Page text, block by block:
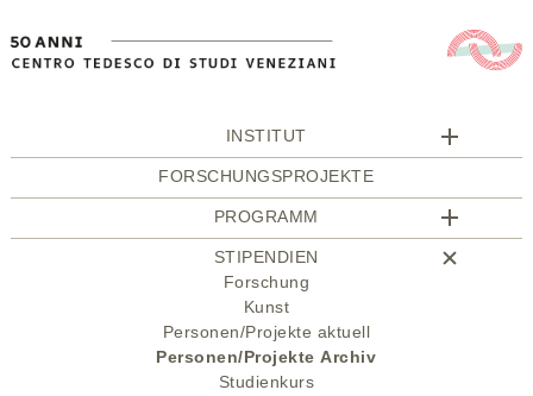
INSTITUT
FORSCHUNGSPROJEKTE
PROGRAMM
STIPENDIEN
Forschung
Kunst
Personen/Projekte aktuell
Personen/Projekte Archiv
Studienkurs